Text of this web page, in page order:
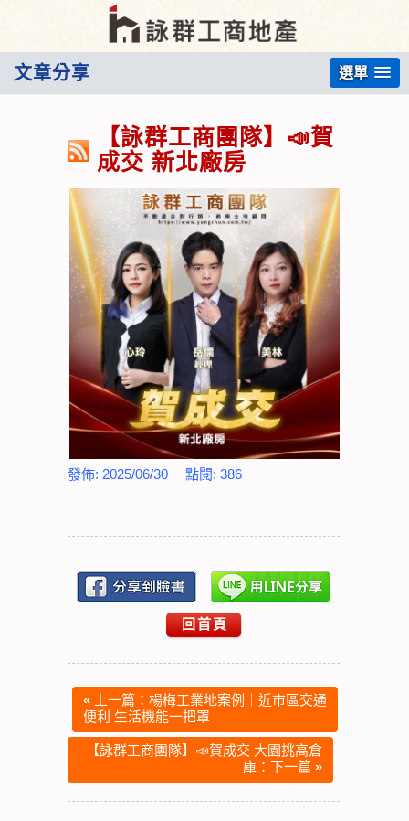
文章分享 選單
【詠群工商團隊】📣賀
成交 新北廠房
發佈: 2025/06/30 點閱: 386
回首頁
« 上一篇：楊梅工業地案例｜近市區交通
便利 生活機能一把罩
【詠群工商團隊】📣賀成交 大園挑高倉
庫：下一篇 »